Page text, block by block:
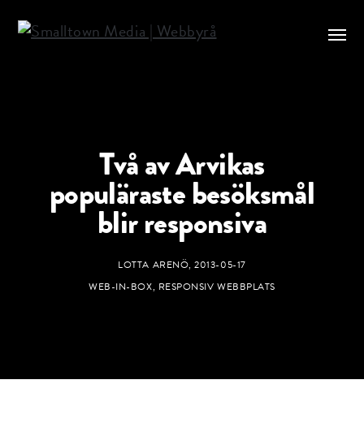
Två av Arvikas
populäraste besöksmål
blir responsiva
LOTTA ARENÖ,2013-05-17
WEB-IN-BOX, RESPONSIV WEBBPLATS